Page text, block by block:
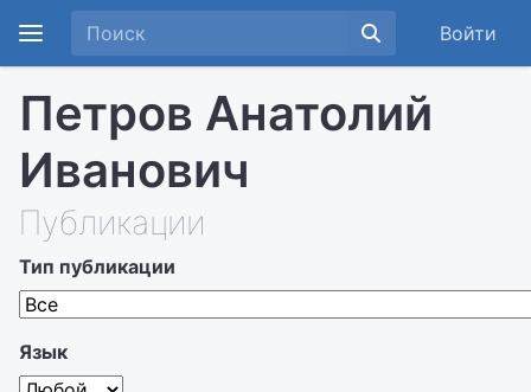
Войти
Петров Анатолий
Иванович
Публикации
Тип публикации
Язык